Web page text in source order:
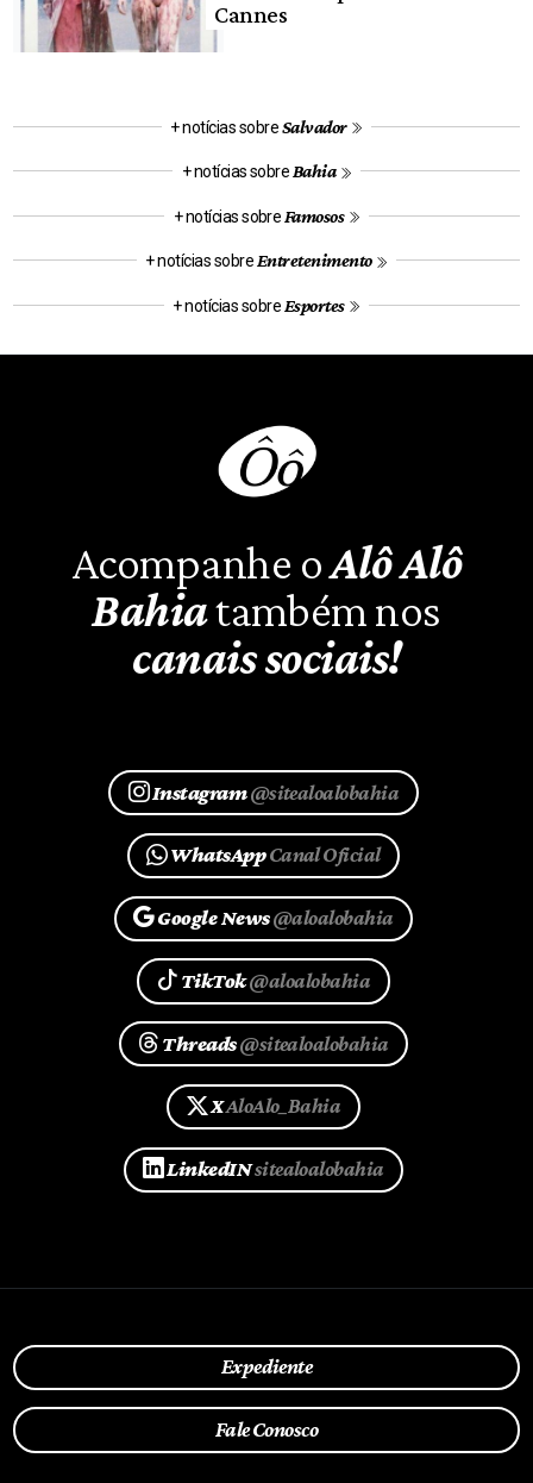
Cannes
+ notícias sobreSalvador
+ notícias sobre Bahia
+ notícias sobre Famosos
+ notícias sobre Entretenimento
+ notícias sobre Esportes
Acompanhe oAlô Alô
Bahiatambém nos
canais sociais!
Instagram@sitealoalobahia
WhatsAppCanal Oficial
Google News@aloalobahia
TikTok@aloalobahia
Threads@sitealoalobahia
XAloAlo_Bahia
LinkedINsitealoalobahia
Expediente
Fale Conosco